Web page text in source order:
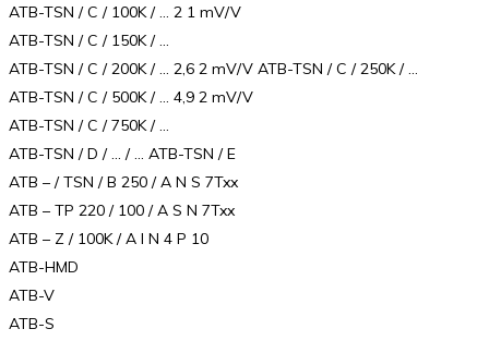
ATB-TSN / C / 100K / … 2 1 mV/V
ATB-TSN / C / 150K / …
ATB-TSN / C / 200K / … 2,6 2 mV/V ATB-TSN / C / 250K / …
ATB-TSN / C / 500K / … 4,9 2 mV/V
ATB-TSN / C / 750K / …
ATB-TSN / D / … / … ATB-TSN / E
ATB – / TSN / B 250 / A N S 7Txx
ATB – TP 220 / 100 / A S N 7Txx
ATB – Z / 100K / A I N 4 P 10
ATB-HMD
ATB-V
ATB-S